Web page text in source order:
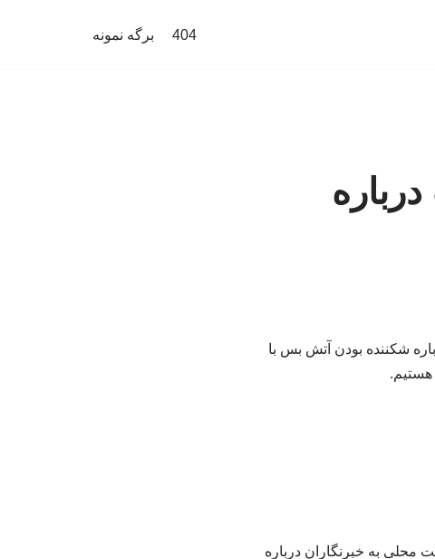
404 برگه نمونه
شکننده بودن آتش بس با
هستیم.
به خبرنگاران درباره